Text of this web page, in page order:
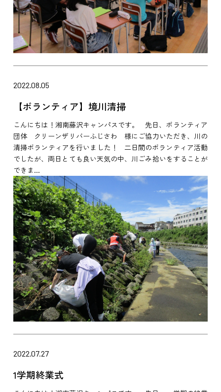
2022.08.05
【ボランティア】境川清掃
こんにちは！湘南藤沢キャンパスです。 先日、ボランティア
団体 クリーンザリバーふじさわ 様にご協力いただき、川の
清掃ボランティアを行いました！ 二日間のボランティア活動
でしたが、両日とても良い天気の中、川ごみ拾いをすることが
できま...
2022.07.27
1学期終業式